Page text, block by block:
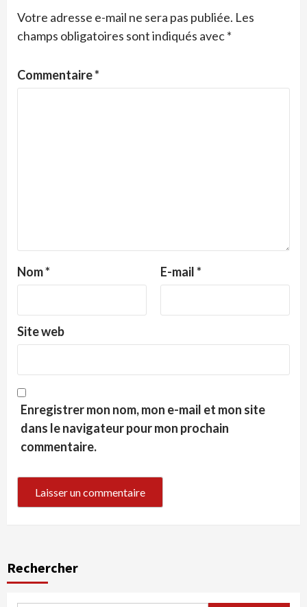
Votre adresse e-mail ne sera pas publiée. Les
champs obligatoires sont indiqués avec*
Commentaire*
Nom* E-mail*
Site web
Enregistrer mon nom, mon e-mail et mon site
dans le navigateur pour mon prochain
commentaire.
Rechercher